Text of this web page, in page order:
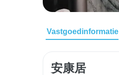
Vastgoedinformatie
安康居